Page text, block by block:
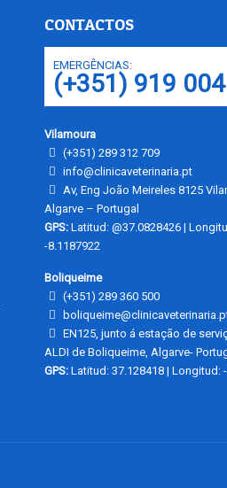
CONTACTOS
EMERGÊNCIAS:
(+351) 919
Vilamoura
(+351) 289 312 709
info@clinicaveterinaria.pt
Av, Eng João Meireles 8125
Algarve – Portugal
GPS: Latitud: @37.0828426 |
-8.1187922
Boliqueime
(+351) 289 360 500
EN125, junto á estação de
ALDI de Boliqueime, Algarve-
GPS:Latitud: 37.128418 | Longitud: